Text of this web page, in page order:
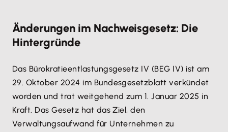
Mehr Informationen
Änderungen im Nachweisgesetz: Die
Hintergründe
Das Bürokratieentlastungsgesetz IV (BEG IV) ist am
29. Oktober 2024 im Bundesgesetzblatt verkündet
worden und trat weitgehend zum 1. Januar 2025 in
Kraft. Das Gesetz hat das Ziel, den
Verwaltungsaufwand für Unternehmen zu